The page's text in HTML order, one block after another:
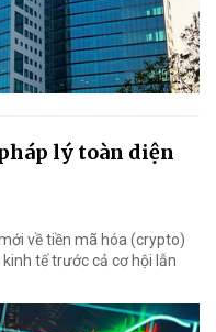
lý toàn diện
về tiền mã hóa (crypto)
tế trước cả cơ hội lẫn